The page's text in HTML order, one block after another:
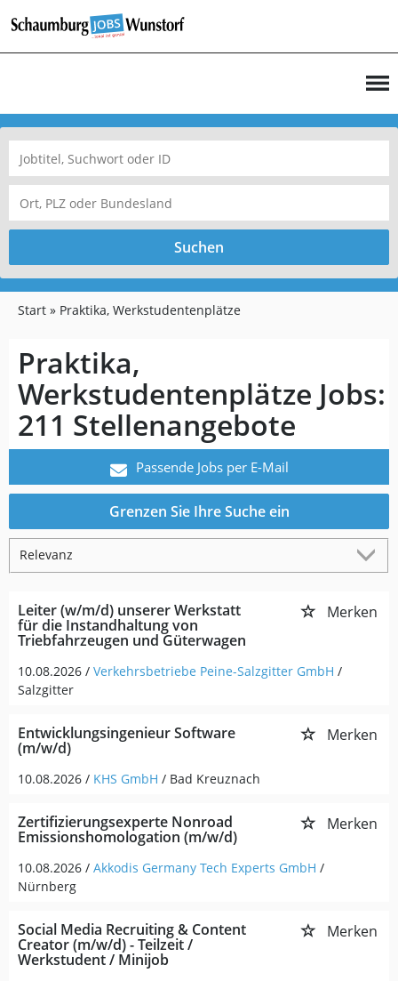
Suchen
Start Praktika, Werkstudentenplätze
Praktika,
Werkstudentenplätze Jobs:
211 Stellenangebote
Passende Jobs per E-Mail
Grenzen Sie Ihre Suche ein
Leiter (w/m/d) unserer Werkstatt
für die Instandhaltung von
Triebfahrzeugen und Güterwagen
Merken
10.08.2026 / Verkehrsbetriebe Peine-Salzgitter GmbH /
Salzgitter
Entwicklungsingenieur Software
(m/w/d)
Merken
10.08.2026 / KHS GmbH / Bad Kreuznach
Zertifizierungsexperte Nonroad
Emissionshomologation (m/w/d)
Merken
10.08.2026 / Akkodis Germany Tech Experts GmbH /
Nürnberg
Social Media Recruiting & Content
Creator (m/w/d) - Teilzeit /
Werkstudent / Minijob
Merken